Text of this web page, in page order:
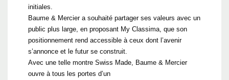
initiales.
Baume & Mercier a souhaité partager ses valeurs avec un
public plus large, en proposant My Classima, que son
positionnement rend accessible à ceux dont l’avenir
s’annonce et le futur se construit.
Avec une telle montre Swiss Made, Baume & Mercier
ouvre à tous les portes d’un